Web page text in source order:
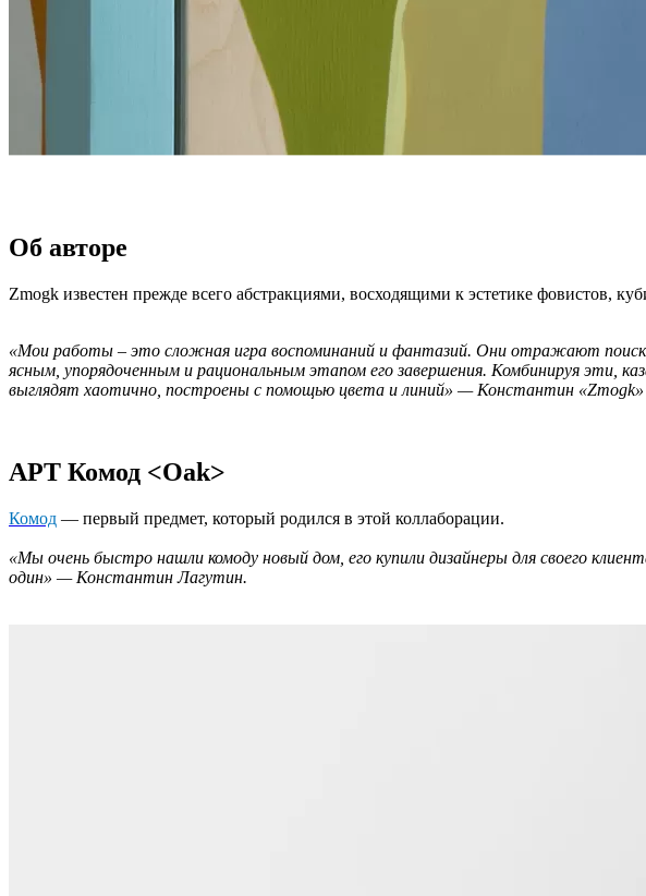
Об авторе
Zmogk известен прежде всего абстракциями, восходящими к эстетике фовистов,
«Мои работы – это сложная игра воспоминаний и фантазий. Они отражают
ясным, упорядоченным и рациональным этапом его завершения. Комбинируя эти,
выглядят хаотично, построены с помощью цвета и линий» — Константин
АРТ Комод <Oak>
Комод — первый предмет, который родился в этой коллаборации.
«Мы очень быстро нашли комоду новый дом, его купили дизайнеры для своего
один» — Константин Лагутин.